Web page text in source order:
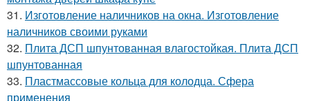
31. Изготовление наличников на окна. Изготовление
наличников своими руками
32. Плита ДСП шпунтованная влагостойкая. Плита ДСП
шпунтованная
33. Пластмассовые кольца для колодца. Сфера
применения